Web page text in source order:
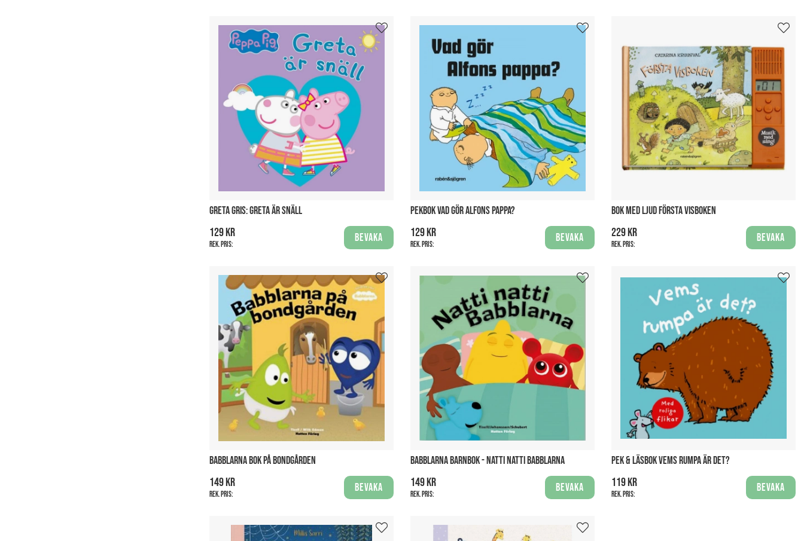
GRETA GRIS: GRETA ÄR SNÄLL
129 kr
Rek. pris:
Bevaka
PEKBOK VAD GÖR ALFONS PAPPA?
129 kr
Rek. pris:
Bevaka
BOK MED LJUD FÖRSTA VISBOKEN
229 kr
Rek. pris:
Bevaka
BABBLARNA BOK PÅ BONDGÅRDEN
149 kr
Rek. pris:
Bevaka
BABBLARNA BARNBOK - NATTI NATTI BABBLARNA
149 kr
Rek. pris:
Bevaka
PEK & LÄSBOK VEMS RUMPA ÄR DET?
119 kr
Rek. pris:
Bevaka